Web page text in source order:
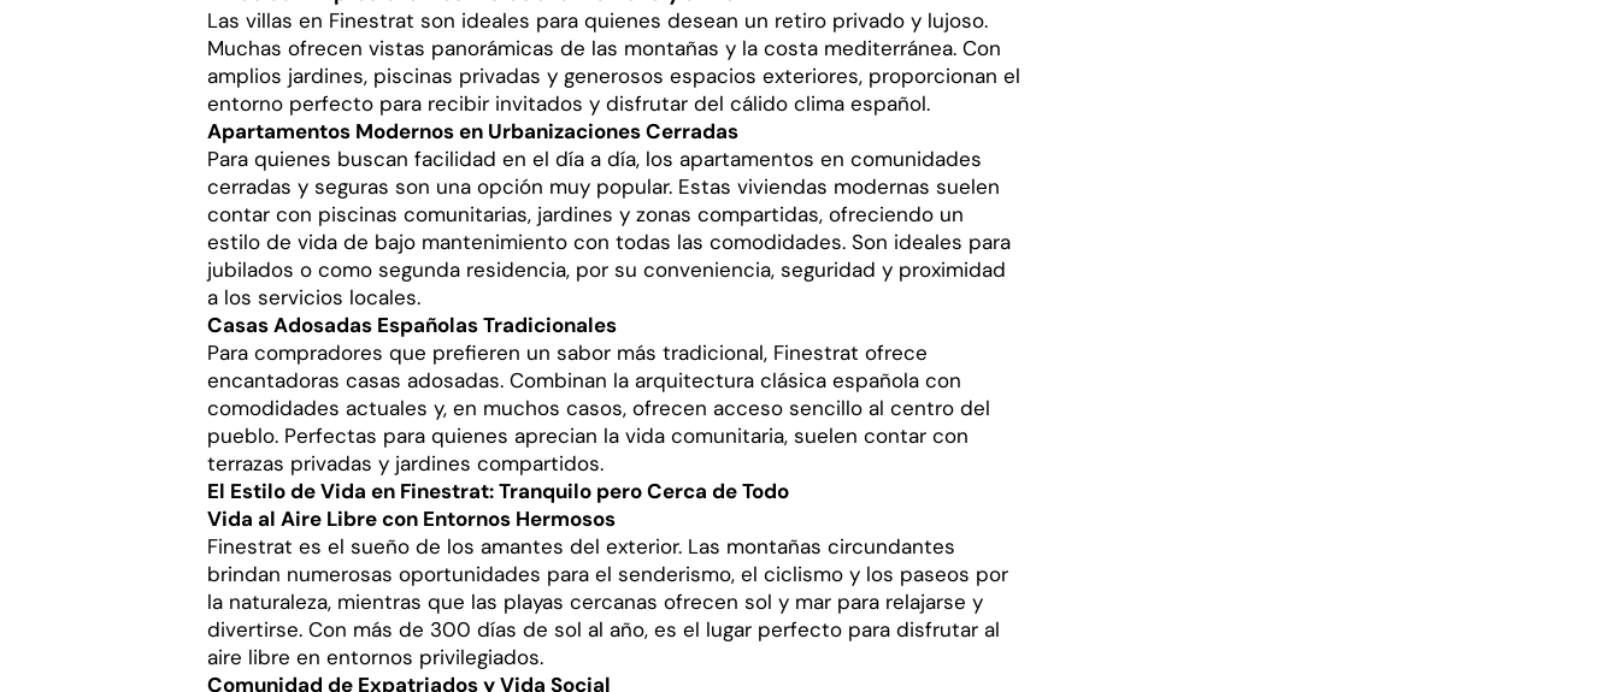
Las villas en Finestrat son ideales para quienes desean un retiro privado y lujoso.
Muchas ofrecen vistas panorámicas de las montañas y la costa mediterránea. Con
amplios jardines, piscinas privadas y generosos espacios exteriores, proporcionan el
entorno perfecto para recibir invitados y disfrutar del cálido clima español.
Apartamentos Modernos en Urbanizaciones Cerradas
Para quienes buscan facilidad en el día a día, los apartamentos en comunidades
cerradas y seguras son una opción muy popular. Estas viviendas modernas suelen
contar con piscinas comunitarias, jardines y zonas compartidas, ofreciendo un
estilo de vida de bajo mantenimiento con todas las comodidades. Son ideales para
jubilados o como segunda residencia, por su conveniencia, seguridad y proximidad
a los servicios locales.
Casas Adosadas Españolas Tradicionales
Para compradores que prefieren un sabor más tradicional, Finestrat ofrece
encantadoras casas adosadas. Combinan la arquitectura clásica española con
comodidades actuales y, en muchos casos, ofrecen acceso sencillo al centro del
pueblo. Perfectas para quienes aprecian la vida comunitaria, suelen contar con
terrazas privadas y jardines compartidos.
El Estilo de Vida en Finestrat: Tranquilo pero Cerca de Todo
Vida al Aire Libre con Entornos Hermosos
Finestrat es el sueño de los amantes del exterior. Las montañas circundantes
brindan numerosas oportunidades para el senderismo, el ciclismo y los paseos por
la naturaleza, mientras que las playas cercanas ofrecen sol y mar para relajarse y
divertirse. Con más de 300 días de sol al año, es el lugar perfecto para disfrutar al
aire libre en entornos privilegiados.
Comunidad de Expatriados y Vida Social